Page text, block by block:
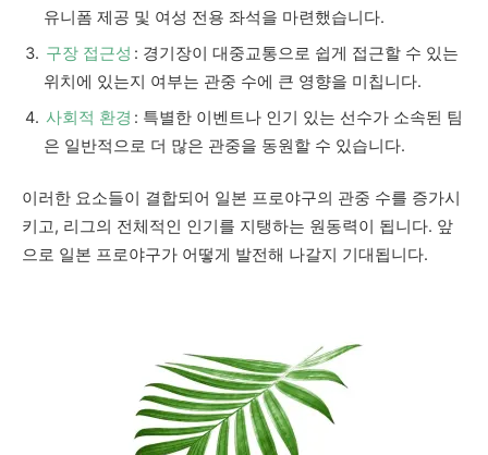
유니폼 제공 및 여성 전용 좌석을 마련했습니다.
구장 접근성 : 경기장이 대중교통으로 쉽게 접근할 수 있는
위치에 있는지 여부는 관중 수에 큰 영향을 미칩니다.
사회적 환경 : 특별한 이벤트나 인기 있는 선수가 소속된 팀
은 일반적으로 더 많은 관중을 동원할 수 있습니다.
이러한 요소들이 결합되어 일본 프로야구의 관중 수를 증가시
키고, 리그의 전체적인 인기를 지탱하는 원동력이 됩니다. 앞
으로 일본 프로야구가 어떻게 발전해 나갈지 기대됩니다.